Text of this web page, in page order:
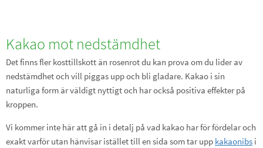
Kakao mot nedstämdhet
Det finns fler kosttillskott än rosenrot du kan prova om du lider av
nedstämdhet och vill piggas upp och bli gladare. Kakao i sin
naturliga form är väldigt nyttigt och har också positiva effekter på
kroppen.
Vi kommer inte här att gå in i detalj på vad kakao har för fördelar och
exakt varför utan hänvisar istället till en sida som tar upp kakaonibs i